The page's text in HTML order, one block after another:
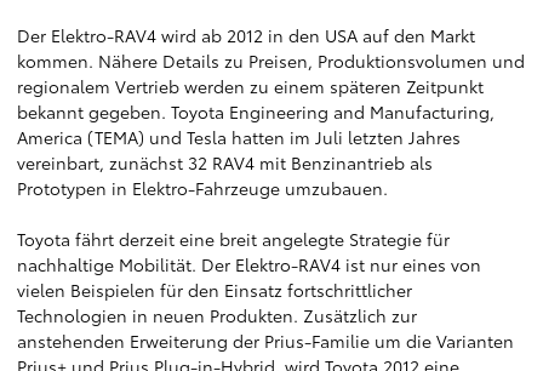
Der Elektro-RAV4 wird ab 2012 in den USA auf den Markt
kommen. Nähere Details zu Preisen, Produktionsvolumen und
regionalem Vertrieb werden zu einem späteren Zeitpunkt
bekannt gegeben. Toyota Engineering and Manufacturing,
America (TEMA) und Tesla hatten im Juli letzten Jahres
vereinbart, zunächst 32 RAV4 mit Benzinantrieb als
Prototypen in Elektro-Fahrzeuge umzubauen.
Toyota fährt derzeit eine breit angelegte Strategie für
nachhaltige Mobilität. Der Elektro-RAV4 ist nur eines von
vielen Beispielen für den Einsatz fortschrittlicher
Technologien in neuen Produkten. Zusätzlich zur
anstehenden Erweiterung der Prius-Familie um die Varianten
Prius+ und Prius Plug-in-Hybrid, wird Toyota 2012 eine